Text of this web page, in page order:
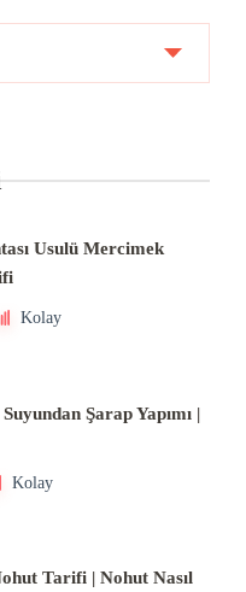
Usulü Mercimek
Kolay
Şarap Yapımı |
Kolay
Tarifi | Nohut Nasıl